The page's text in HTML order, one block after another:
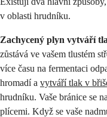
v oblasti hrudníku.
Zachycený plyn vytváří
zůstává ve vašem tlustém
více času na fermentaci
hromadí a vytváří tlak v
hrudníku. Vaše bránice se
plícemi. Když se vaše